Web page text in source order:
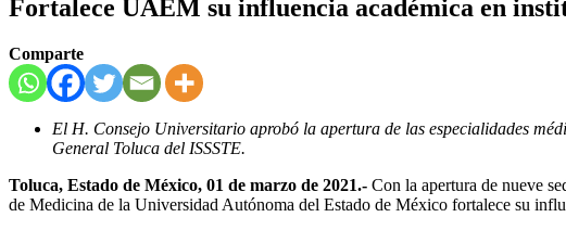
Fortalece UAEM su influencia académica en
Comparte
El H. Consejo Universitario aprobó la apertura de las especialidades
General Toluca del ISSSTE.
Toluca, Estado de México, 01 de marzo de 2021.- Con la apertura de nueve
de Medicina de la Universidad Autónoma del Estado de México fortalece su